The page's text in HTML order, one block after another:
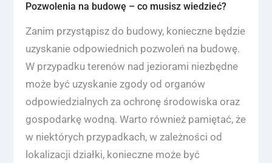
Pozwolenia na budowę – co musisz wiedzieć?
Zanim przystąpisz do budowy, konieczne będzie
uzyskanie odpowiednich pozwoleń na budowę.
W przypadku terenów nad jeziorami niezbędne
może być uzyskanie zgody od organów
odpowiedzialnych za ochronę środowiska oraz
gospodarkę wodną. Warto również pamiętać, że
w niektórych przypadkach, w zależności od
lokalizacji działki, konieczne może być